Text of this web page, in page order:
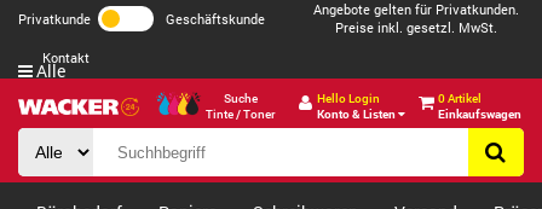
Privatkunde Geschäftskunde
Angebote gelten für Privatkunden.
Preise inkl. gesetzl. MwSt.
Kontakt
Suche
Tinte / Toner
Hello Login
Konto & Listen
0 Artikel
Einkaufswagen
Alle